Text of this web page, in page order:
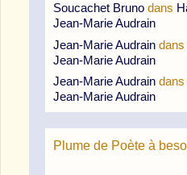
Soucachet Bruno dans
Jean-Marie Audrain
Jean-Marie Audrain dans
Jean-Marie Audrain
Jean-Marie Audrain dans
Jean-Marie Audrain
Plume de Poète à